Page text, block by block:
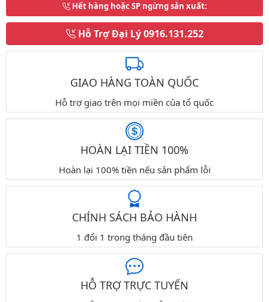
Hết hàng hoặc SP ngừng sản xuất:
Hỗ Trợ Đại Lý0916.131.252
GIAO HÀNG TOÀN QUỐC
Hỗ trợ giao trên mọi miền của tổ quốc
HOÀN LẠI TIỀN 100%
Hoàn lại 100% tiền nếu sản phẩm lỗi
CHÍNH SÁCH BẢO HÀNH
1 đổi 1 trong tháng đầu tiên
HỖ TRỢ TRỰC TUYẾN